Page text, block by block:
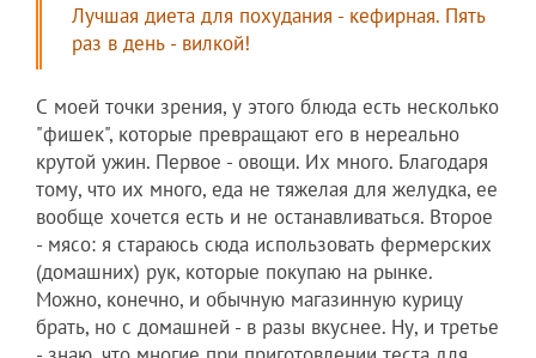
Лучшая диета для похудания - кефирная. Пять
раз в день - вилкой!
С моей точки зрения, у этого блюда есть несколько
"фишек", которые превращают его в нереально
крутой ужин. Первое - овощи. Их много. Благодаря
тому, что их много, еда не тяжелая для желудка, ее
вообще хочется есть и не останавливаться. Второе
- мясо: я стараюсь сюда использовать фермерских
(домашних) рук, которые покупаю на рынке.
Можно, конечно, и обычную магазинную курицу
брать, но с домашней - в разы вкуснее. Ну, и третье